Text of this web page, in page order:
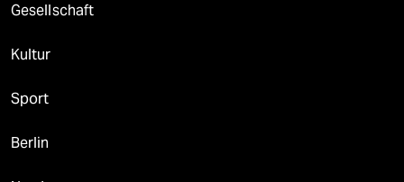
Gesellschaft
Kultur
Sport
Berlin